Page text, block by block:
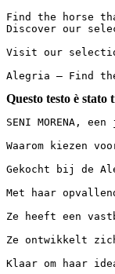
Find the horse
Discover our
Visit our
Alegria – Find
Questo testo è
SENI MORENA,
Waarom kiezen voor
Gekocht bij de
Met haar
Ze heeft een
Ze ontwikkelt
Klaar om haar